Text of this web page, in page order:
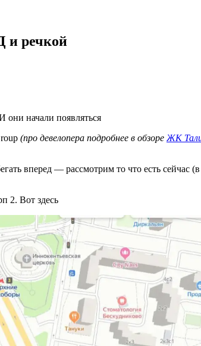
и речкой
они начали появляться
(про девелопера подробнее в обзоре ЖК
вперед — рассмотрим то что есть сейчас (в
2. Вот здесь